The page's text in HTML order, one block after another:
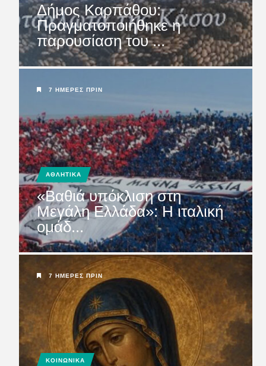
Δήμος Καρπάθου:
Πραγματοποιήθηκε η
παρουσίαση του ...
7 ΗΜΈΡΕΣ ΠΡΙΝ
ΑΘΛΗΤΙΚΑ
«Βαθιά υπόκλιση στη
Μεγάλη Ελλάδα»: Η ιταλική
ομάδ...
7 ΗΜΈΡΕΣ ΠΡΙΝ
ΚΟΙΝΩΝΙΚΑ